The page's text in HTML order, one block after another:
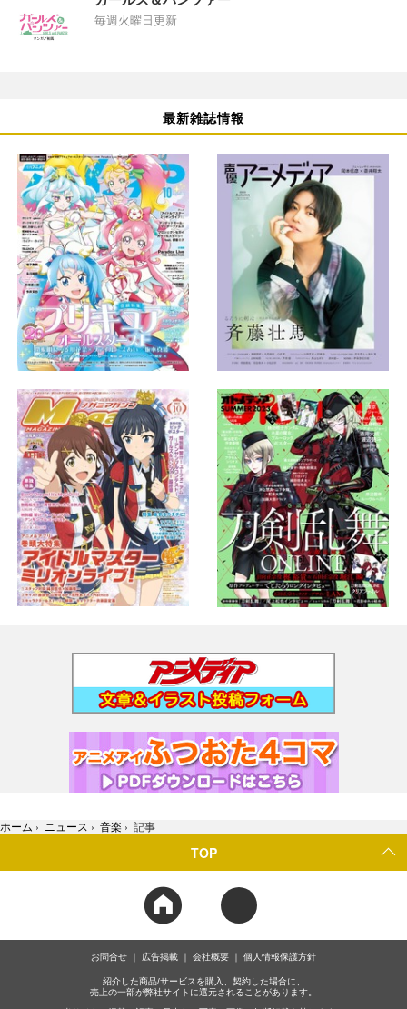
毎週火曜日更新
最新雑誌情報
ホーム › ニュース › 音楽 › 記事
TOP
お問合せ 広告掲載 会社概要 個人情報保護方針
紹介した商品/サービスを購入、契約した場合に、
売上の一部が弊社サイトに還元されることがあります。